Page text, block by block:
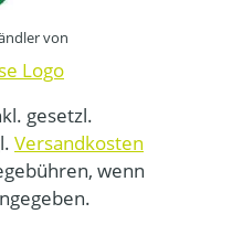
von
gesetzl.
Versandkosten
wenn